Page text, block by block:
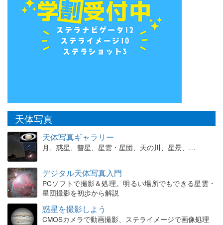
天体写真
天体写真ギャラリー
月、惑星、彗星、星雲・星団、天の川、星景、…
デジタル天体写真入門
PCソフトで撮影＆処理。明るい場所でもできる星雲・
星団撮影を初歩から解説
惑星を撮影しよう
CMOSカメラで動画撮影、ステライメージで画像処理